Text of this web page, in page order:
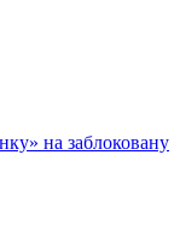
на заблоковану